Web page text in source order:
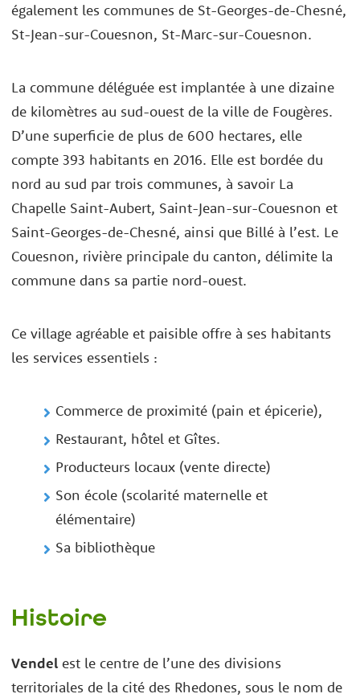
également les communes de St-Georges-de-Chesné,
St-Jean-sur-Couesnon, St-Marc-sur-Couesnon.
La commune déléguée est implantée à une dizaine
de kilomètres au sud-ouest de la ville de Fougères.
D’une superficie de plus de 600 hectares, elle
compte 393 habitants en 2016. Elle est bordée du
nord au sud par trois communes, à savoir La
Chapelle Saint-Aubert, Saint-Jean-sur-Couesnon et
Saint-Georges-de-Chesné, ainsi que Billé à l’est. Le
Couesnon, rivière principale du canton, délimite la
commune dans sa partie nord-ouest.
Ce village agréable et paisible offre à ses habitants
les services essentiels :
Commerce de proximité (pain et épicerie),
Restaurant, hôtel et Gîtes.
Producteurs locaux (vente directe)
Son école (scolarité maternelle et
élémentaire)
Sa bibliothèque
Histoire
Vendelest le centre de l’une des divisions
territoriales de la cité des Rhedones, sous le nom de